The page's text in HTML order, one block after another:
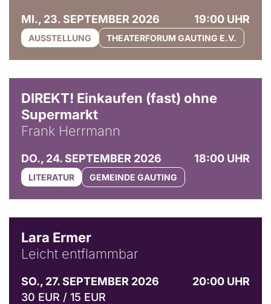
MI., 23. SEPTEMBER 2026 19:00 UHR
AUSSTELLUNG THEATERFORUM GAUTING E.V.
DIREKT! Einkaufen (fast) ohne
Supermarkt
Frank Herrmann
DO., 24. SEPTEMBER 2026 18:00 UHR
LITERATUR GEMEINDE GAUTING
Lara Ermer
Leicht entflammbar
SO., 27. SEPTEMBER 2026
20:00 UHR
30 EUR / 15 EUR